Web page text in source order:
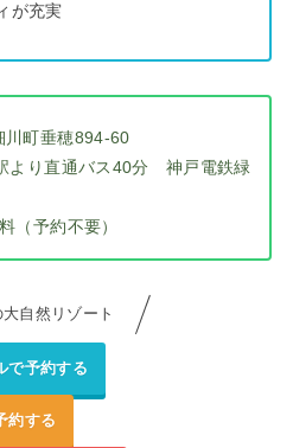
が充実
川町垂穂894-60
より直通バス40分 神戸電鉄緑
（予約不要）
自然リゾート
で予約する
約する